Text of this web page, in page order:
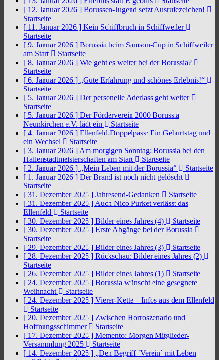
[ 12. Januar 2026 ] Borussen-Jugend setzt Ausrufezeichen!
Startseite
[ 11. Januar 2026 ] Kein Schiffbruch in Schiffweiler
Startseite
[ 9. Januar 2026 ] Borussia beim Samson-Cup in Schiffweiler
am Start
Startseite
[ 8. Januar 2026 ] Wie geht es weiter bei der Borussia?
Startseite
[ 6. Januar 2026 ] „Gute Erfahrung und schönes Erlebnis!“
Startseite
[ 5. Januar 2026 ] Der personelle Aderlass geht weiter
Startseite
[ 5. Januar 2026 ] Der Förderverein 2000 Borussia
Neunkirchen e.V. lädt ein
Startseite
[ 4. Januar 2026 ] Ellenfeld-Doppelpass: Ein Geburtstag und
ein Wechsel
Startseite
[ 3. Januar 2026 ] Am morgigen Sonntag: Borussia bei den
Hallenstadtmeisterschaften am Start
Startseite
[ 2. Januar 2026 ] „Mein Leben mit der Borussia“
Startseite
[ 1. Januar 2026 ] Der Brand ist noch nicht gelöscht
Startseite
[ 31. Dezember 2025 ] Jahresend-Gedanken
Startseite
[ 31. Dezember 2025 ] Auch Nico Purket verlässt das
Ellenfeld
Startseite
[ 30. Dezember 2025 ] Bilder eines Jahres (4)
Startseite
[ 30. Dezember 2025 ] Erste Abgänge bei der Borussia
Startseite
[ 29. Dezember 2025 ] Bilder eines Jahres (3)
Startseite
[ 28. Dezember 2025 ] Rückschau: Bilder eines Jahres (2)
Startseite
[ 26. Dezember 2025 ] Bilder eines Jahres (1)
Startseite
[ 24. Dezember 2025 ] Borussia wünscht eine gesegnete
Weihnacht
Startseite
[ 24. Dezember 2025 ] Vierer-Kette – Infos aus dem Ellenfeld
Startseite
[ 20. Dezember 2025 ] Zwischen Horroszenario und
Hoffnungsschimmer
Startseite
[ 17. Dezember 2025 ] Memento: Morgen Mitglieder-
Versammlung 2025
Startseite
[ 14. Dezember 2025 ] „Den Begriff `Verein´ mit Leben